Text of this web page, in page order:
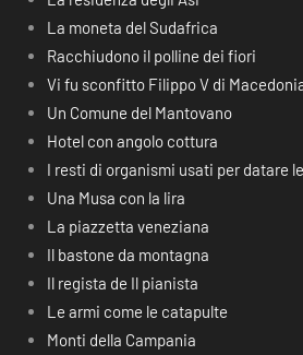
La moneta del Sudafrica
Racchiudono il polline dei fiori
Vi fu sconfitto Filippo V di
Un Comune del Mantovano
Hotel con angolo cottura
I resti di organismi usati per datare
Una Musa con la lira
La piazzetta veneziana
Il bastone da montagna
Il regista de Il pianista
Le armi come le catapulte
Monti della Campania